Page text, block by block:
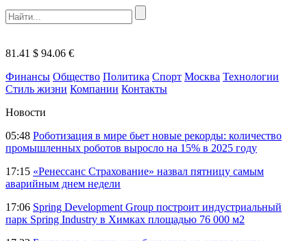
81.41 $ 94.06 €
Финансы Общество Политика Спорт Москва Технологии
Стиль жизни Компании Контакты
Новости
05:48 Роботизация в мире бьет новые рекорды: количество
промышленных роботов выросло на 15% в 2025 году
17:15 «Ренессанс Страхование» назвал пятницу самым
аварийным днем недели
17:06 Spring Development Group построит индустриальный
парк Spring Industry в Химках площадью 76 000 м2